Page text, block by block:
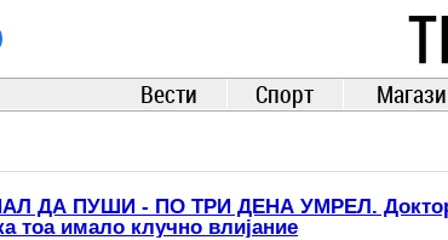
Вести Спорт
ДА ПУШИ - ПО ТРИ ДЕНА УМРЕЛ.
тоа имало клучно влијание